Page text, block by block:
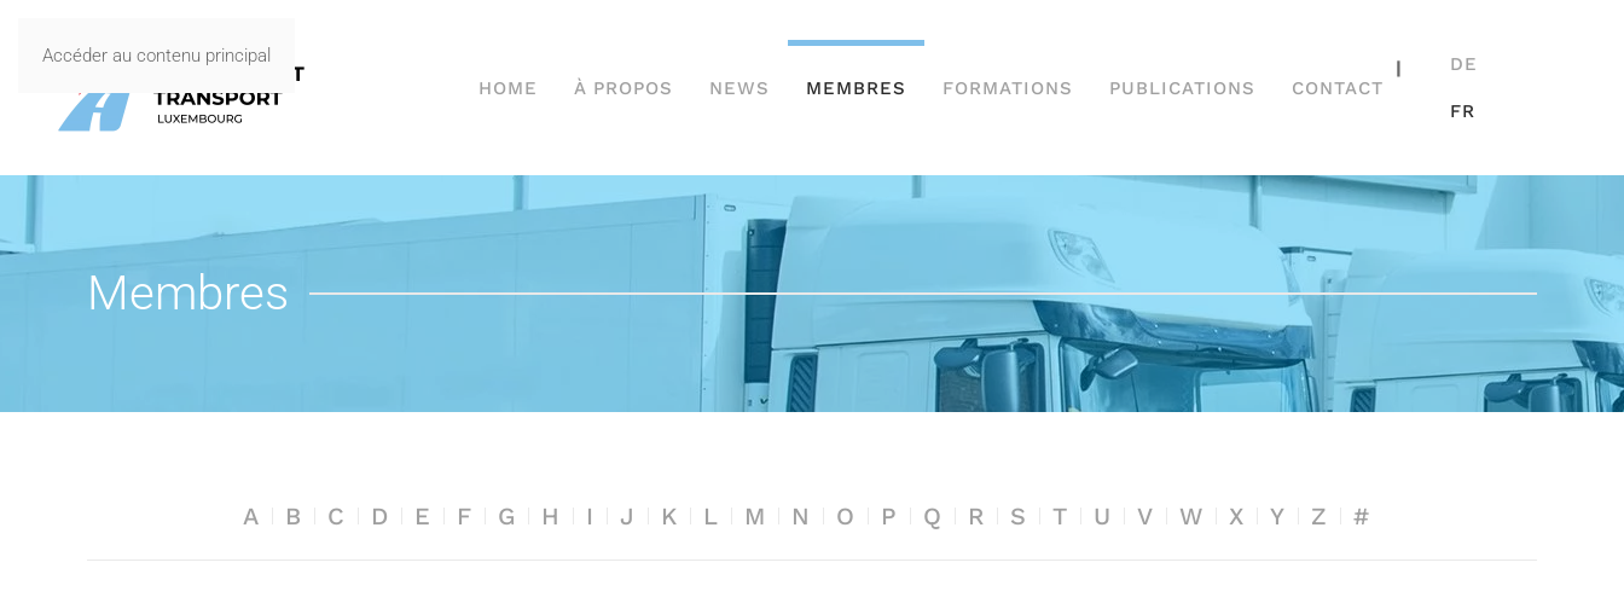
Accéder au contenu principal
HOME
À PROPOS NEWS MEMBRES FORMATIONS PUBLICATIONS CONTACT
| DE
FR
Membres
A B C D E F G H I J K L M N O P Q R S T U V W X Y Z #